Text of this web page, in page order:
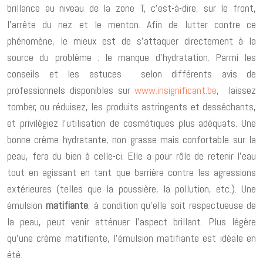
brillance au niveau de la zone T, c’est-à-dire, sur le front,
l’arrête du nez et le menton. Afin de lutter contre ce
phénomène, le mieux est de s’attaquer directement à la
source du problème : le manque d’hydratation. Parmi les
conseils et les astuces selon différents avis de
professionnels disponibles surwww.insignificant.be, laissez
tomber, ou réduisez, les produits astringents et desséchants,
et privilégiez l’utilisation de cosmétiques plus adéquats. Une
bonne crème hydratante, non grasse mais confortable sur la
peau, fera du bien à celle-ci. Elle a pour rôle de retenir l’eau
tout en agissant en tant que barrière contre les agressions
extérieures (telles que la poussière, la pollution, etc.). Une
émulsion matifiante, à condition qu’elle soit respectueuse de
la peau, peut venir atténuer l’aspect brillant. Plus légère
qu’une crème matifiante, l’émulsion matifiante est idéale en
été.